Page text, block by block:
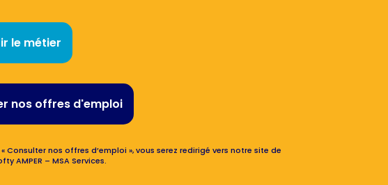
le métier
nos offres d'emploi
Consulter nos offres d’emploi », vous serez redirigé vers notre site de
AMPER – MSA Services.